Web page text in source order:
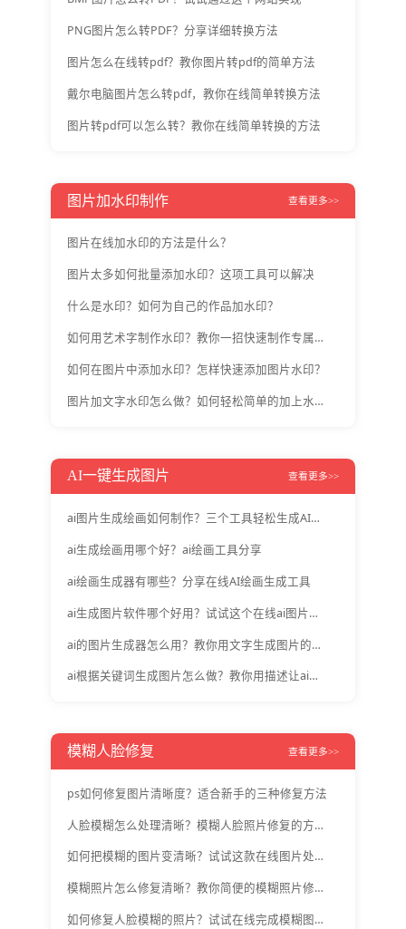
PNG图片怎么转PDF？分享详细转换方法
图片怎么在线转pdf？教你图片转pdf的简单方法
戴尔电脑图片怎么转pdf，教你在线简单转换方法
图片转pdf可以怎么转？教你在线简单转换的方法
图片加水印制作 查看更多>>
图片在线加水印的方法是什么？
图片太多如何批量添加水印？这项工具可以解决
什么是水印？如何为自己的作品加水印？
如何用艺术字制作水印？教你一招快速制作专属水印
如何在图片中添加水印？怎样快速添加图片水印？
图片加文字水印怎么做？如何轻松简单的加上水印文字
AI一键生成图片 查看更多>>
ai图片生成绘画如何制作？三个工具轻松生成AI绘画
ai生成绘画用哪个好？ai绘画工具分享
ai绘画生成器有哪些？分享在线AI绘画生成工具
ai生成图片软件哪个好用？试试这个在线ai图片工具
ai的图片生成器怎么用？教你用文字生成图片的方法
ai根据关键词生成图片怎么做？教你用描述让ai生成图片方法
模糊人脸修复 查看更多>>
ps如何修复图片清晰度？适合新手的三种修复方法
人脸模糊怎么处理清晰？模糊人脸照片修复的方法介绍
如何把模糊的图片变清晰？试试这款在线图片处理工具
模糊照片怎么修复清晰？教你简便的模糊照片修复方法
如何修复人脸模糊的照片？试试在线完成模糊图片修复